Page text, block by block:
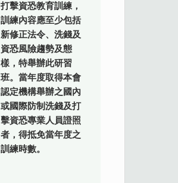
打擊資恐教育訓練，
訓練內容應至少包括
新修正法令、洗錢及
資恐風險趨勢及態
樣，特舉辦此研習
班。當年度取得本會
認定機構舉辦之國內
或國際防制洗錢及打
擊資恐專業人員證照
者，得抵免當年度之
訓練時數。